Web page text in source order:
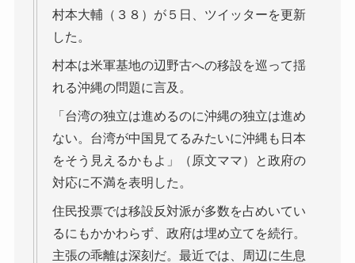
村本大輔（３８）が５日、ツイッターを更新
した。
村本は米軍基地の辺野古への移設を巡って揺
れる沖縄の問題に言及。
「台湾の独立は進めるのに沖縄の独立は進め
ない。台湾が中国見てるみたいに沖縄も日本
をそう見えるかもよ」（原文ママ）と政府の
対応に不満を表明した。
住民投票では移設反対派が多数を占めいてい
るにもかかわらず、政府は埋め立てを続行。
主張の乖離は深刻だ。最近では、周辺に生息